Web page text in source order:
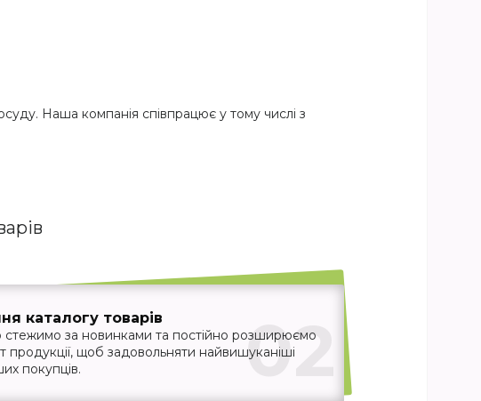
Наша компанія співпрацює у тому числі з
02
каталогу товарів
за новинками та постійно розширюємо
продукції, щоб задовольняти найвишуканіші
покупців.